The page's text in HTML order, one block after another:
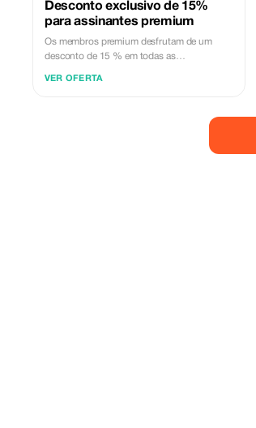
Desconto exclusivo de 15%
para assinantes premium
Os membros premium desfrutam de um
desconto de 15 % em todas as
VER OFERTA